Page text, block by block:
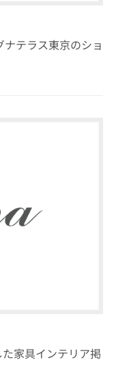
テラス東京のショ
た家具インテリア掲